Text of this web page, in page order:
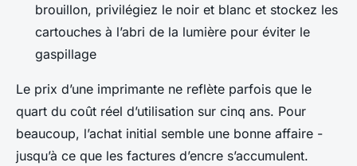
brouillon, privilégiez le noir et blanc et stockez les
cartouches à l’abri de la lumière pour éviter le
gaspillage
Le prix d’une imprimante ne reflète parfois que le
quart du coût réel d’utilisation sur cinq ans. Pour
beaucoup, l’achat initial semble une bonne affaire -
jusqu’à ce que les factures d’encre s’accumulent.